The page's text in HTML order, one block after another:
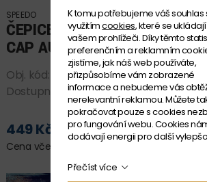
SPEEDO
ČEPICE DIGITAL PRINTED
CAP AU WHITE/PINK
Obj. kód:
8-1352415969
Dostupnost:SKLADEM
449 Kč
Cena včetně DPH
PŘIDAT DO KOŠÍKU
K tomu potřebujeme váš souhlas
využitímcookies, které se
vašem prohlížeči. Díky těmto
preferenčním a reklamním
zjistíme, jak náš web používáte,
přizpůsobíme vám zobrazené
informace a nebudeme vás
nerelevantní reklamou. Můžete
pokračovat pouze s cookies
pro fungování webu. Cookies
dodávají energii pro další
Přečíst více